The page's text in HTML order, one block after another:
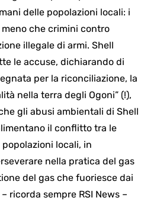
delle popolazioni locali: i
che crimini contro
illegale di armi. Shell
le accuse, dichiarando di
per la riconciliazione, la
nella terra degli Ogoni” (!),
gli abusi ambientali di Shell
il conflitto tra le
locali, in
nella pratica del gas
del gas che fuoriesce dai
ricorda sempre RSI News –